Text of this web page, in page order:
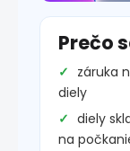
Prečo
záruka
diely
diely
na